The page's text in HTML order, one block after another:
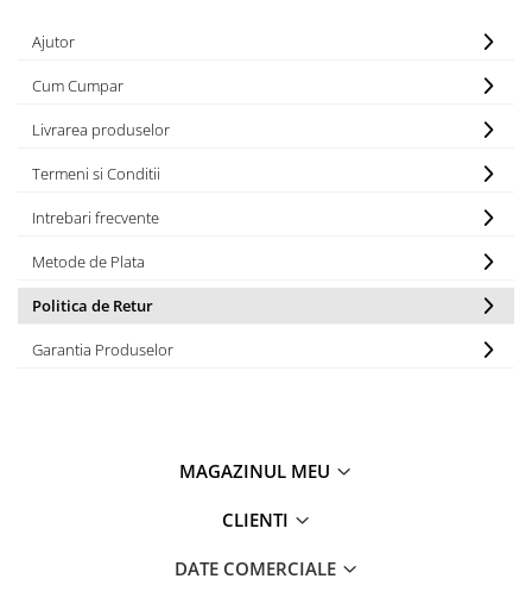
Ajutor
Cum Cumpar
Livrarea produselor
Termeni si Conditii
Intrebari frecvente
Metode de Plata
Politica de Retur
Garantia Produselor
MAGAZINUL MEU
CLIENTI
DATE COMERCIALE